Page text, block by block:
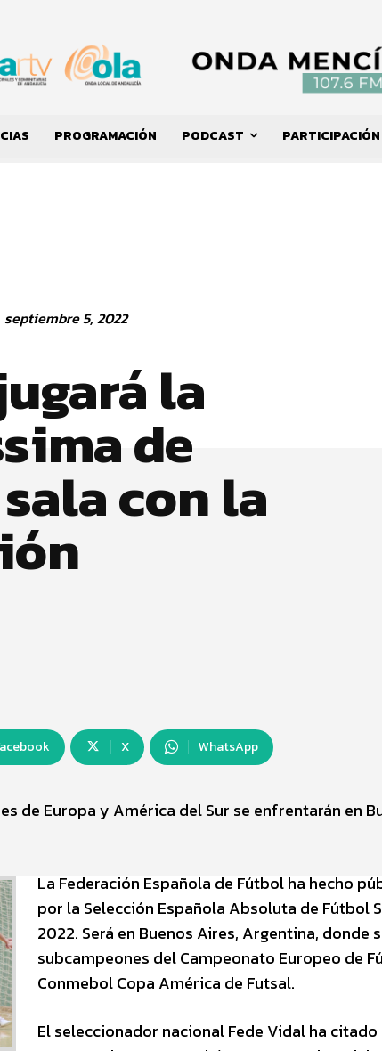
PROGRAMACIÓN PODCAST PARTICIPACIÓN
septiembre 5, 2022
la
de
con la
X WhatsApp
de Europa y América del Sur se enfrentarán en
La Federación Española de Fútbol ha hecho
por la Selección Española Absoluta de Fútbol
2022. Será en Buenos Aires, Argentina,
subcampeones del Campeonato Europeo de
Conmebol Copa América de Futsal.
El seleccionador nacional Fede Vidal ha